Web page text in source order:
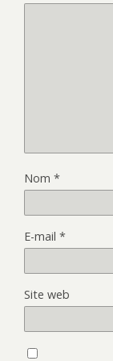
Nom *
E-mail *
Site web